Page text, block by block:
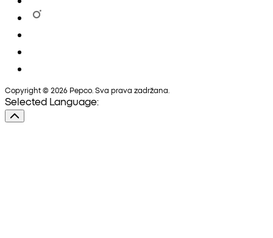
Copyright © 2026 Pepco. Sva prava zadržana.
Selected Language: